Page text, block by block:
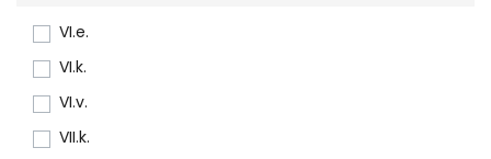
VI.e.
VI.k.
VI.v.
VII.k.